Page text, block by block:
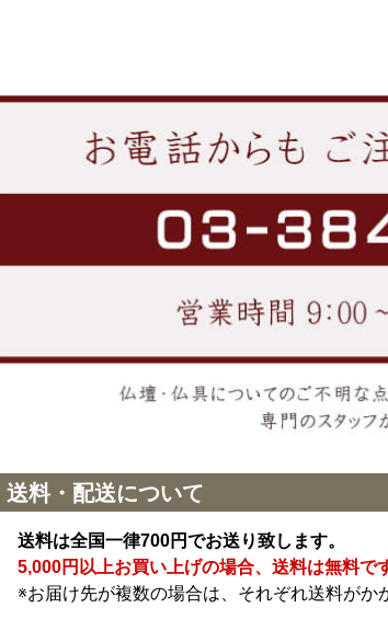
送料・配送について
送料は全国一律700円でお送り致します。
5,000円以上お買い上げの場合、送料は無料で
※お届け先が複数の場合は、それぞれ送料がか